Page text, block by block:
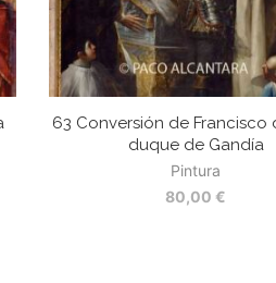
63 Conversión de Francisco
duque de Gandía
Pintura
80,00 €